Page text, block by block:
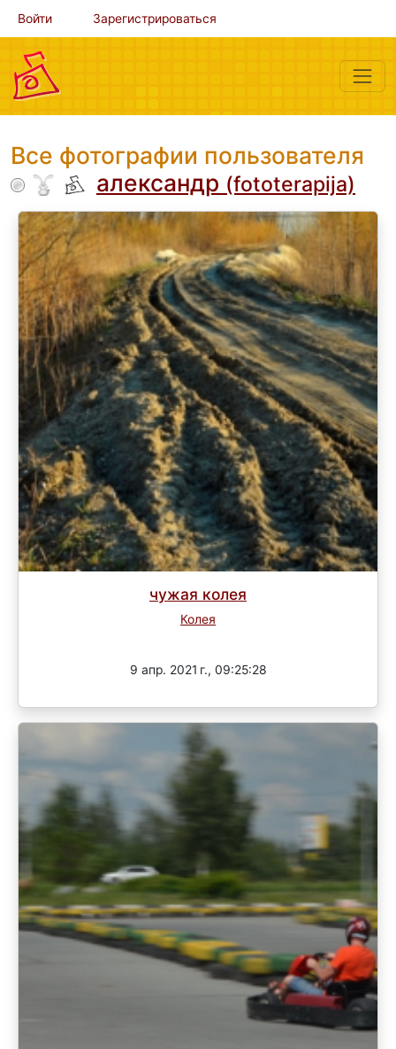
Войти Зарегистрироваться
Все фотографии пользователя
александр (fototerapija)
чужая колея
Колея
9 апр. 2021 г., 09:25:28